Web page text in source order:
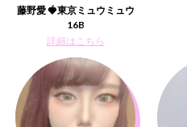
藤野愛 🍓東京ミュウミュウ
16B
詳細はこちら